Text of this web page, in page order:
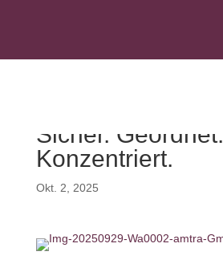
Sicher. Geordnet.
Konzentriert.
Okt. 2, 2025